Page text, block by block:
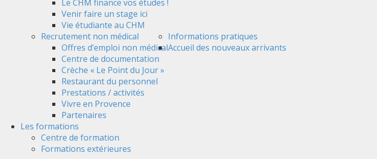
Le CHM finance vos études !
Venir faire un stage ici
Vie étudiante au CHM
Recrutement non médical
Offres d’emploi non médical
Informations pratiques
Accueil des nouveaux arrivants
Centre de documentation
Crèche « Le Point du Jour »
Restaurant du personnel
Prestations / activités
Vivre en Provence
Partenaires
Les formations
Centre de formation
Formations extérieures